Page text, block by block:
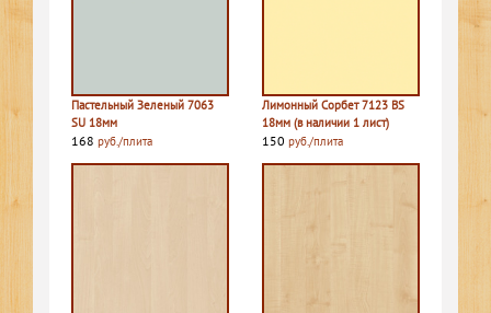
Пастельный Зеленый 7063
SU 18мм
168 руб./плита
Лимонный Сорбет 7123 BS
18мм (в наличии 1 лист)
150 руб./плита